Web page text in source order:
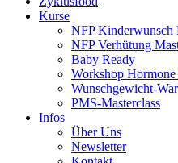
Kurse
NFP Kinderwunsch
NFP Verhütung
Baby Ready
Workshop
Wunschgewicht-
PMS-Masterclass
Infos
Über Uns
Newsletter